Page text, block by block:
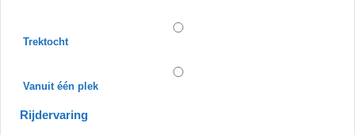
Trektocht
Vanuit één plek
Rijdervaring